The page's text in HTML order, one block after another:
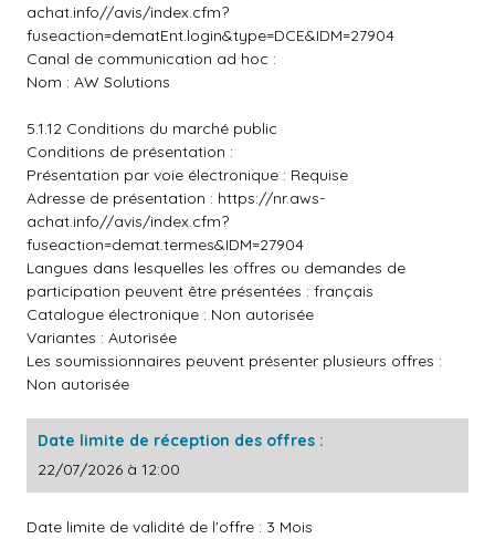
achat.info//avis/index.cfm?
fuseaction=dematEnt.login&type=DCE&IDM=27904
Canal de communication ad hoc :
Nom : AW Solutions
5.1.12 Conditions du marché public
Conditions de présentation :
Présentation par voie électronique : Requise
Adresse de présentation : https://nr.aws-
achat.info//avis/index.cfm?
fuseaction=demat.termes&IDM=27904
Langues dans lesquelles les offres ou demandes de
participation peuvent être présentées : français
Catalogue électronique : Non autorisée
Variantes : Autorisée
Les soumissionnaires peuvent présenter plusieurs offres :
Non autorisée
Date limite de réception des offres :
22/07/2026 à 12:00
Date limite de validité de l'offre : 3 Mois